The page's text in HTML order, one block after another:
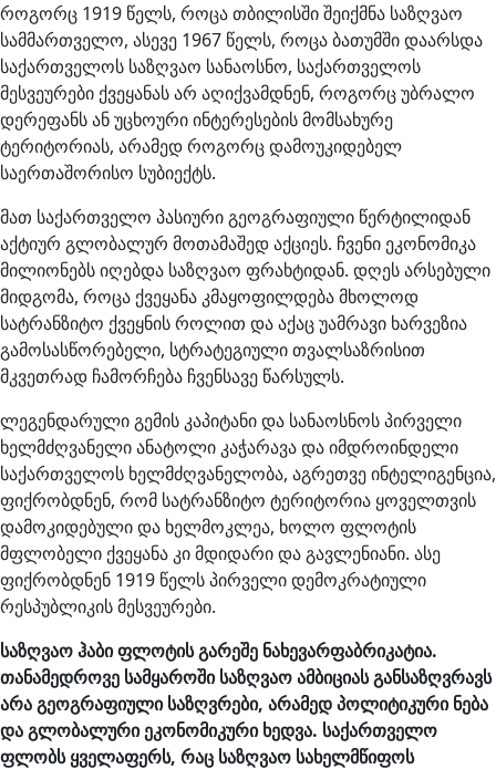
როგორც 1919 წელს, როცა თბილისში შეიქმნა საზღვაო
სამმართველო, ასევე 1967 წელს, როცა ბათუმში დაარსდა
საქართველოს საზღვაო სანაოსნო, საქართველოს
მესვეურები ქვეყანას არ აღიქვამდნენ, როგორც უბრალო
დერეფანს ან უცხოური ინტერესების მომსახურე
ტერიტორიას, არამედ როგორც დამოუკიდებელ
საერთაშორისო სუბიექტს.
მათ საქართველო პასიური გეოგრაფიული წერტილიდან
აქტიურ გლობალურ მოთამაშედ აქციეს. ჩვენი ეკონომიკა
მილიონებს იღებდა საზღვაო ფრახტიდან. დღეს არსებული
მიდგომა, როცა ქვეყანა კმაყოფილდება მხოლოდ
სატრანზიტო ქვეყნის როლით და აქაც უამრავი ხარვეზია
გამოსასწორებელი, სტრატეგიული თვალსაზრისით
მკვეთრად ჩამორჩება ჩვენსავე წარსულს.
ლეგენდარული გემის კაპიტანი და სანაოსნოს პირველი
ხელმძღვანელი ანატოლი კაჭარავა და იმდროინდელი
საქართველოს ხელმძღვანელობა, აგრეთვე ინტელიგენცია,
ფიქრობდნენ, რომ სატრანზიტო ტერიტორია ყოველთვის
დამოკიდებული და ხელმოკლეა, ხოლო ფლოტის
მფლობელი ქვეყანა კი მდიდარი და გავლენიანი. ასე
ფიქრობდნენ 1919 წელს პირველი დემოკრატიული
რესპუბლიკის მესვეურები.
საზღვაო ჰაბი ფლოტის გარეშე ნახევარფაბრიკატია.
თანამედროვე სამყაროში საზღვაო ამბიციას განსაზღვრავს
არა გეოგრაფიული საზღვრები, არამედ პოლიტიკური ნება
და გლობალური ეკონომიკური ხედვა. საქართველო
ფლობს ყველაფერს, რაც საზღვაო სახელმწიფოს